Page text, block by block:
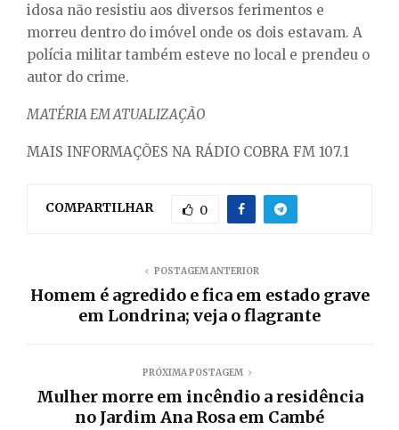
N
U
idosa não resistiu aos diversos ferimentos e
morreu dentro do imóvel onde os dois estavam. A
polícia militar também esteve no local e prendeu o
autor do crime.
MATÉRIA EM ATUALIZAÇÃO
MAIS INFORMAÇÕES NA RÁDIO COBRA FM 107.1
COMPARTILHAR 0
POSTAGEM ANTERIOR
Homem é agredido e fica em estado grave
em Londrina; veja o flagrante
PRÓXIMA POSTAGEM
Mulher morre em incêndio a residência
no Jardim Ana Rosa em Cambé